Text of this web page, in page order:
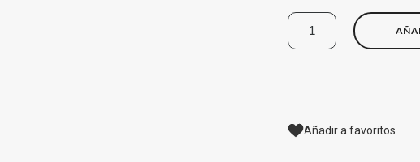
Añadir a favoritos